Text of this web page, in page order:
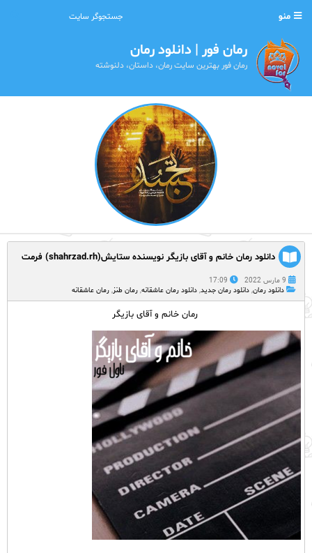
منو
رمان فور | دانلود رمان
رمان فور بهترین سایت رمان، داستان، دلنوشته
دانلود رمان خانم و آقای بازیگر نویسنده ستایش(shahrzad.rh) فرمت
9 مارس 2022
17:09
دانلود رمان, دانلود رمان جدید, دانلود رمان عاشقانه, رمان طنز, رمان عاشقانه
رمان خانم و آقای بازیگر